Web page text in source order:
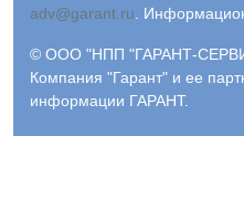
adv@garant.ru
© ООО "НПП "ГАРАНТ-
Компания "Гарант" и ее
информации ГАРАНТ.